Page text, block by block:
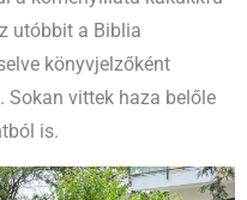
utóbbit a Biblia
könyvjelzőként
Sokan vittek haza belőle
is.